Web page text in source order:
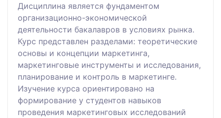
Дисциплина является фундаментом
организационно-экономической
деятельности бакалавров в условиях рынка.
Курс представлен разделами: теоретические
основы и концепции маркетинга,
маркетинговые инструменты и исследования,
планирование и контроль в маркетинге.
Изучение курса ориентировано на
формирование у студентов навыков
проведения маркетинговых исследований